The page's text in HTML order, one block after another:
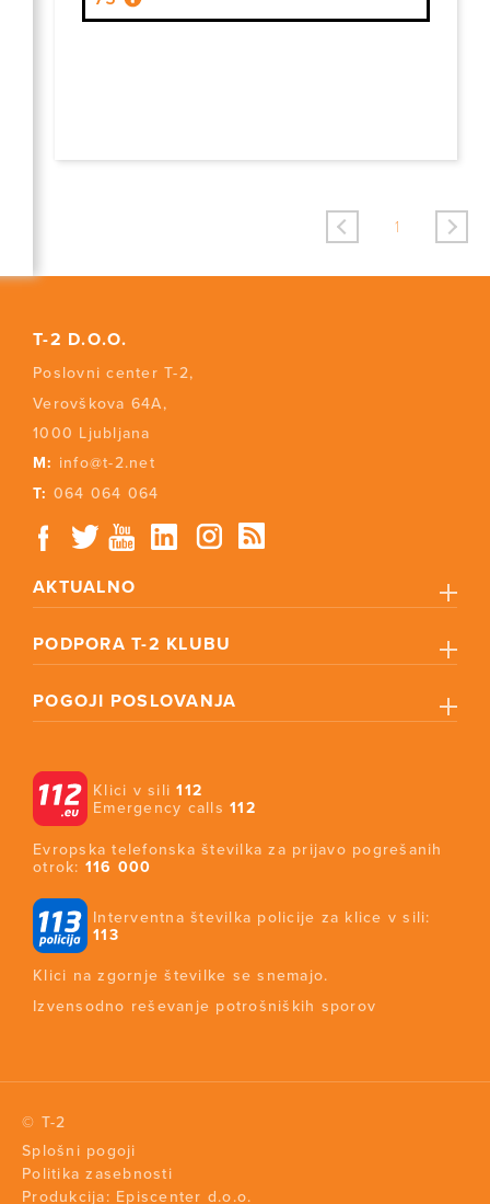
< 1 >
T-2 D.O.O.
Poslovni center T-2,
Verovškova 64A,
1000 Ljubljana
M: info@t-2.net
T: 064 064 064
AKTUALNO
PODPORA T-2 KLUBU
POGOJI POSLOVANJA
Klici v sili112
Emergency calls112
Evropska telefonska številka za prijavo pogrešanih
otrok: 116 000
Interventna številka policije za klice v sili:
113
Klici na zgornje številke se snemajo.
Izvensodno reševanje potrošniških sporov
© T-2
Splošni pogoji
Politika zasebnosti
Produkcija: Episcenter d.o.o.